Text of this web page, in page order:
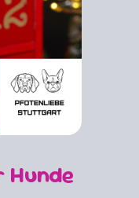
Hunde